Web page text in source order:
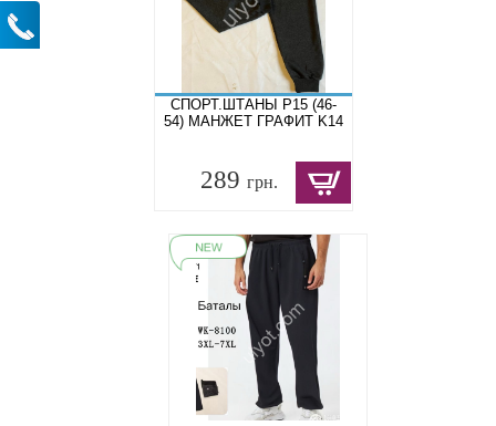
СПОРТ.ШТАНЫ P15 (46-
54) МАНЖЕТ ГРАФИТ K14
289 грн.